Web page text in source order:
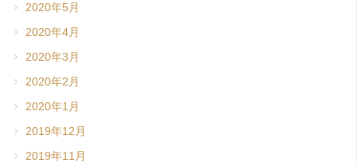
2020年5月
2020年4月
2020年3月
2020年2月
2020年1月
2019年12月
2019年11月